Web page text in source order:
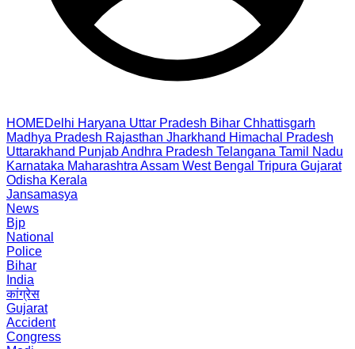
HOMEDelhi Haryana Uttar Pradesh Bihar Chhattisgarh
Madhya Pradesh Rajasthan Jharkhand Himachal Pradesh
Uttarakhand PunjabAndhra Pradesh Telangana Tamil Nadu
Karnataka Maharashtra Assam West Bengal Tripura Gujarat
Odisha Kerala
Jansamasya
News
Bjp
National
Police
Bihar
India
कांग्रेस
Gujarat
Accident
Congress